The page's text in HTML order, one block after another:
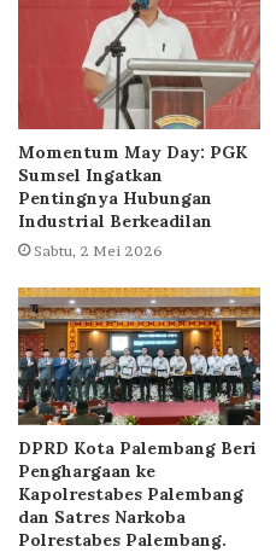
Momentum May Day: PGK
Sumsel Ingatkan
Pentingnya Hubungan
Industrial Berkeadilan
Sabtu, 2 Mei 2026
DPRD Kota Palembang Beri
Penghargaan ke
Kapolrestabes Palembang
dan Satres Narkoba
Polrestabes Palembang.